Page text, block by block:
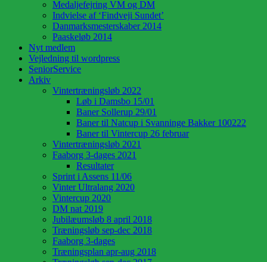
Medaljefejring VM og DM
Indvielse af ‘Findveji Sundet’
Danmarksmesterskaber 2014
Paaskeløb 2014
Nyt medlem
Vejledning til wordpress
SeniorService
Arkiv
Vintertræningsløb 2022
Løb i Damsbo 15/01
Baner Sollerup 29/01
Baner til Natcup i Svanninge Bakker 100222
Baner til Vintercup 26 februar
Vintertræningsløb 2021
Faaborg 3-dages 2021
Resultater
Sprint i Assens 11/06
Vinter Ultralang 2020
Vintercup 2020
DM nat 2019
Jubilæumsløb 8 april 2018
Træningsløb sep-dec 2018
Faaborg 3-dages
Træningsplan apr-aug 2018